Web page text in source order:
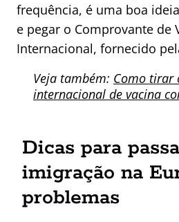
frequência, é uma boa
e pegar o Comprovante de
Internacional, fornecido
Veja também: Como tirar
internacional de vacina
Dicas para
imigração na
problemas